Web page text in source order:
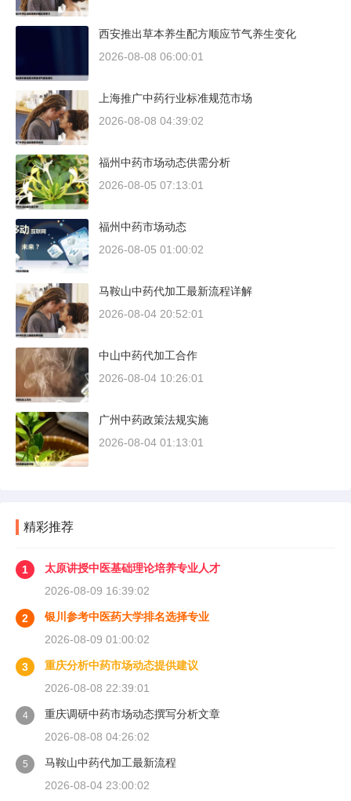
西安推出草本养生配方顺应节气养生变化
2026-08-08 06:00:01
上海推广中药行业标准规范市场
2026-08-08 04:39:02
福州中药市场动态供需分析
2026-08-05 07:13:01
福州中药市场动态
2026-08-05 01:00:02
马鞍山中药代加工最新流程详解
2026-08-04 20:52:01
中山中药代加工合作
2026-08-04 10:26:01
广州中药政策法规实施
2026-08-04 01:13:01
精彩推荐
1
太原讲授中医基础理论培养专业人才
2026-08-09 16:39:02
2
银川参考中医药大学排名选择专业
2026-08-09 01:00:02
3
重庆分析中药市场动态提供建议
2026-08-08 22:39:01
4
重庆调研中药市场动态撰写分析文章
2026-08-08 04:26:02
5
马鞍山中药代加工最新流程
2026-08-04 23:00:02